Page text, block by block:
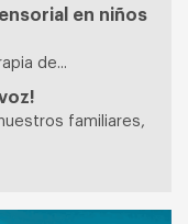
en niños
de...
familiares,